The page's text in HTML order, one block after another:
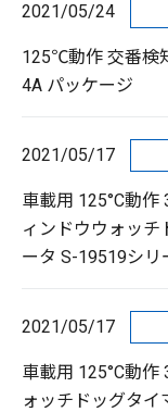
2021/05/24
125℃動作 交番検
4A パッケージ
2021/05/17
車載用 125°C動作
ィンドウウォッチ
ータ S-19519シリ
2021/05/17
車載用 125°C動作
ォッチドッグタ